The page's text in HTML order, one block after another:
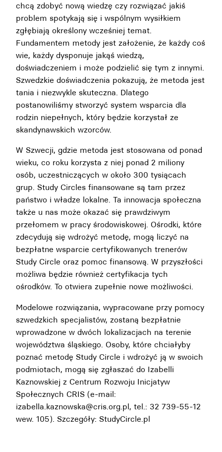
chcą zdobyć nową wiedzę czy rozwiązać jakiś
problem spotykają się i wspólnym wysiłkiem
zgłębiają określony wcześniej temat.
Fundamentem metody jest założenie, że każdy coś
wie, każdy dysponuje jakąś wiedzą,
doświadczeniem i może podzielić się tym z innymi.
Szwedzkie doświadczenia pokazują, że metoda jest
tania i niezwykle skuteczna. Dlatego
postanowiliśmy stworzyć system wsparcia dla
rodzin niepełnych, który będzie korzystał ze
skandynawskich wzorców.
W Szwecji, gdzie metoda jest stosowana od ponad
wieku, co roku korzysta z niej ponad 2 miliony
osób, uczestniczących w około 300 tysiącach
grup. Study Circles finansowane są tam przez
państwo i władze lokalne. Ta innowacja społeczna
także u nas może okazać się prawdziwym
przełomem w pracy środowiskowej. Ośrodki, które
zdecydują się wdrożyć metodę, mogą liczyć na
bezpłatne wsparcie certyfikowanych trenerów
Study Circle oraz pomoc finansową. W przyszłości
możliwa będzie również certyfikacja tych
ośrodków. To otwiera zupełnie nowe możliwości.
Modelowe rozwiązania, wypracowane przy pomocy
szwedzkich specjalistów, zostaną bezpłatnie
wprowadzone w dwóch lokalizacjach na terenie
województwa śląskiego. Osoby, które chciałyby
poznać metodę Study Circle i wdrożyć ją w swoich
podmiotach, mogą się zgłaszać do Izabelli
Kaznowskiej z Centrum Rozwoju Inicjatyw
Społecznych CRIS (e-mail:
izabella.kaznowska@cris.org.pl, tel.: 32 739-55-12
wew. 105). Szczegóły: StudyCircle.pl